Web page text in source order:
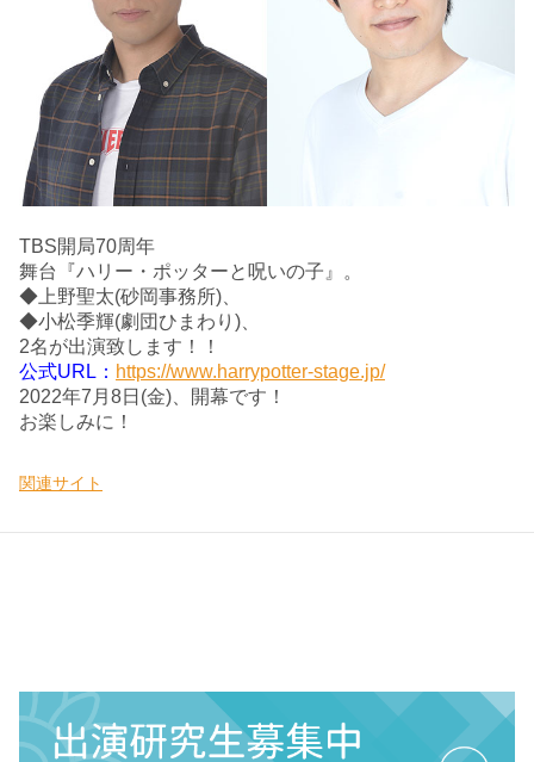
TBS開局70周年
舞台『ハリー・ポッターと呪いの子』。
◆上野聖太(砂岡事務所)、
◆小松季輝(劇団ひまわり)、
2名が出演致します！！
公式URL： https://www.harrypotter-stage.jp/
2022年7月8日(金)、開幕です！
お楽しみに！
関連サイト